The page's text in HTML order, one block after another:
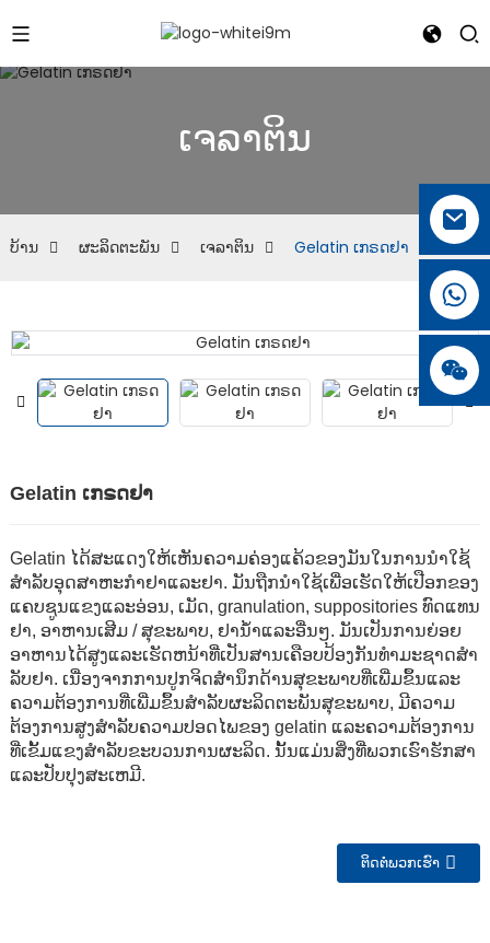
ເຈລາຕິນ
ບ້ານ ຜະລິດຕະພັນ ເຈລາຕິນ Gelatin ເກຣດຢາ
Gelatin ເກຣດຢາ
Gelatin ໄດ້ສະແດງໃຫ້ເຫັນຄວາມຄ່ອງແຄ້ວຂອງມັນໃນການນໍາໃຊ້
ສໍາລັບອຸດສາຫະກໍາຢາແລະຢາ. ມັນຖືກນໍາໃຊ້ເພື່ອເຮັດໃຫ້ເປືອກຂອງ
ແຄບຊູນແຂງແລະອ່ອນ, ເມັດ, granulation, suppositories ທົດແທນ
ຢາ, ອາຫານເສີມ / ສຸຂະພາບ, ຢານ້ໍາແລະອື່ນໆ. ມັນເປັນການຍ່ອຍ
ອາຫານໄດ້ສູງແລະເຮັດຫນ້າທີ່ເປັນສານເຄືອບປ້ອງກັນທໍາມະຊາດສໍາ
ລັບຢາ. ເນື່ອງຈາກການປູກຈິດສໍານຶກດ້ານສຸຂະພາບທີ່ເພີ່ມຂຶ້ນແລະ
ຄວາມຕ້ອງການທີ່ເພີ່ມຂຶ້ນສໍາລັບຜະລິດຕະພັນສຸຂະພາບ, ມີຄວາມ
ຕ້ອງການສູງສໍາລັບຄວາມປອດໄພຂອງ gelatin ແລະຄວາມຕ້ອງການ
ທີ່ເຂັ້ມແຂງສໍາລັບຂະບວນການຜະລິດ. ນັ້ນແມ່ນສິ່ງທີ່ພວກເຮົາຮັກສາ
ແລະປັບປຸງສະເຫມີ.
ຕິດຕໍ່ພວກເຮົາ